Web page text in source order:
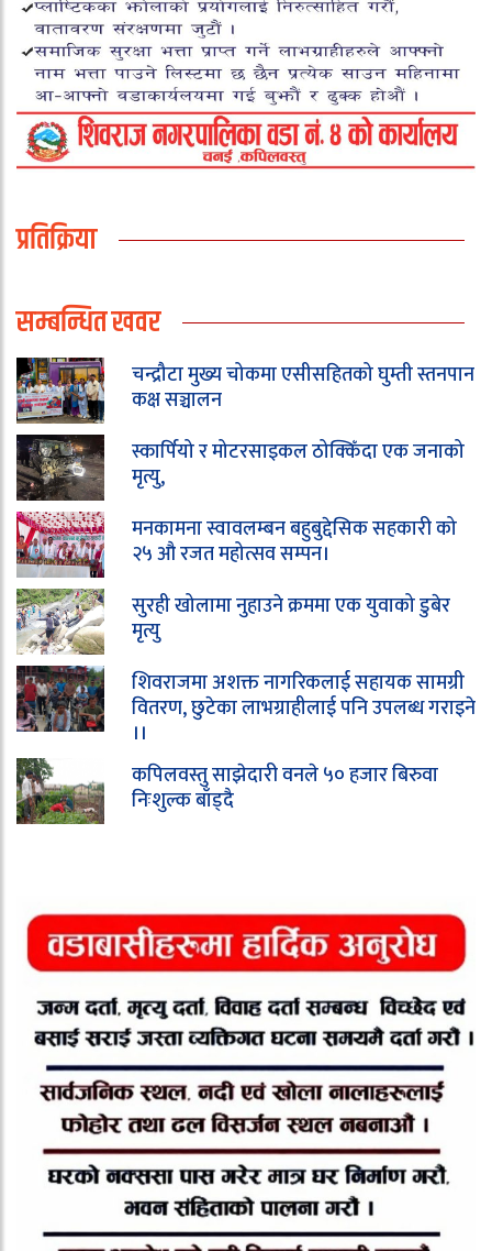
प्रतिक्रिया
सम्बन्धित खवर
चन्द्रौटा मुख्य चोकमा एसीसहितको घुम्ती स्तनपान
कक्ष सञ्चालन
स्कार्पियो र मोटरसाइकल ठोक्किँदा एक जनाको
मृत्यु,
मनकामना स्वावलम्बन बहुबुद्देसिक सहकारी को
२५ औ रजत महोत्सव सम्पन।
सुरही खोलामा नुहाउने क्रममा एक युवाको डुबेर
मृत्यु
शिवराजमा अशक्त नागरिकलाई सहायक सामग्री
वितरण, छुटेका लाभग्राहीलाई पनि उपलब्ध गराइने
।।
कपिलवस्तु साझेदारी वनले ५० हजार बिरुवा
निःशुल्क बाँड्दै